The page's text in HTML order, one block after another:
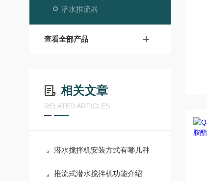
潜水推流器
查看全部产品
相关文章
RELATED ARTICLES
潜水搅拌机安装方式有哪几种
推流式潜水搅拌机功能介绍